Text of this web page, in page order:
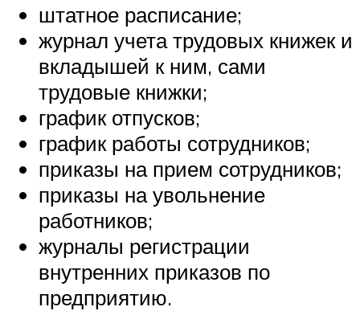
штатное расписание;
журнал учета трудовых книжек и
вкладышей к ним, сами
трудовые книжки;
график отпусков;
график работы сотрудников;
приказы на прием сотрудников;
приказы на увольнение
работников;
журналы регистрации
внутренних приказов по
предприятию.